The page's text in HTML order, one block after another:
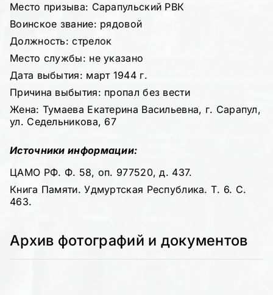
Место призыва: Сарапульский РВК
Воинское звание: рядовой
Должность: стрелок
Место службы: не указано
Дата выбытия: март 1944 г.
Причина выбытия: пропал без вести
Жена: Тумаева Екатерина Васильевна, г. Сарапул,
ул. Седельникова, 67
Источники информации:
ЦАМО РФ. Ф. 58, оп. 977520, д. 437.
Книга Памяти. Удмуртская Республика. Т. 6. С.
463.
Архив фотографий и документов